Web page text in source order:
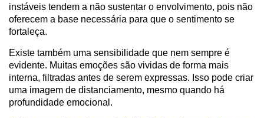
instáveis tendem a não sustentar o envolvimento, pois não
oferecem a base necessária para que o sentimento se
fortaleça.
Existe também uma sensibilidade que nem sempre é
evidente. Muitas emoções são vividas de forma mais
interna, filtradas antes de serem expressas. Isso pode criar
uma imagem de distanciamento, mesmo quando há
profundidade emocional.